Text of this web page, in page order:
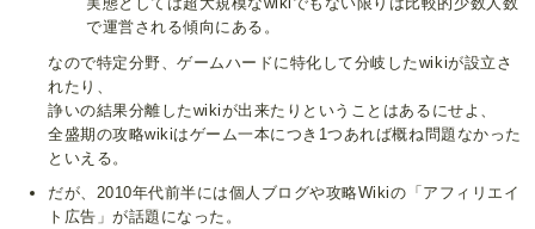
で運営される傾向にある。
なので特定分野、ゲームハードに特化して分岐したwikiが設立さ
れたり、
諍いの結果分離したwikiが出来たりということはあるにせよ、
全盛期の攻略wikiはゲーム一本につき1つあれば概ね問題なかった
といえる。
だが、2010年代前半には個人ブログや攻略Wikiの「アフィリエイ
ト広告」が話題になった。